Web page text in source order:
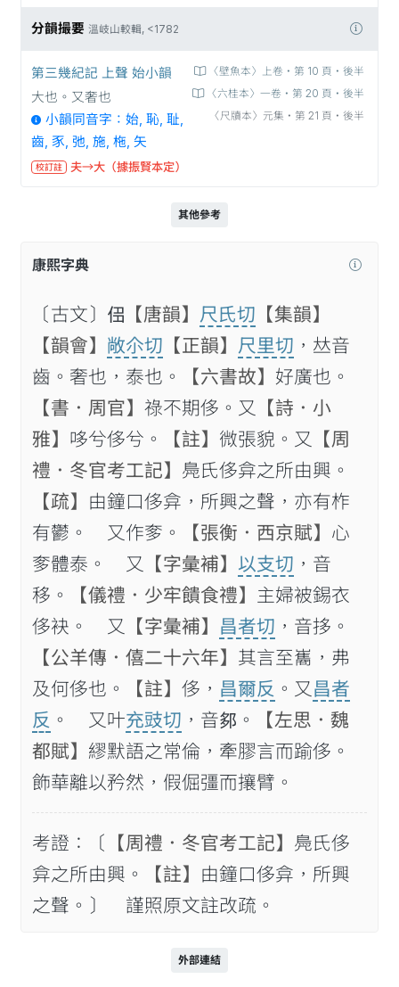
分韻撮要 溫岐山較輯, <1782
〈壁魚本〉上卷‧第 10 頁‧後半
〈六桂本〉一卷‧第 20 頁‧後半
〈尺牘本〉元集‧第 21 頁‧後半
第三幾紀記 上聲 始小韻
大也。又奢也
小韻同音字：始, 恥, 耻,
齒, 豕, 弛, 施, 柂, 矢
校訂註 夫→大（據振賢本定）
其他參考
康熙字典
〔古文〕𠈎 【唐韻】 尺氏切 【集韻】
【韻會】 敞尒切 【正韻】 尺里切 ，𠀤音
齒。奢也，泰也。
【六書故】 好廣也。
【書．周官】 祿不期侈。又
【詩．小
雅】 哆兮侈兮。 【註】 微張貌。又
【周
禮．冬官考工記】 鳧氏侈弇之所由興。
【疏】 由鐘口侈弇，所興之聲，亦有柞
有鬱。 又作奓。
【張衡．西京賦】 心
奓體泰。 又
【字彙補】 以支切 ，音
移。
【儀禮．少牢饋食禮】 主婦被錫衣
侈袂。 又
【字彙補】 昌者切 ，音拸。
【公羊傳．僖二十六年】 其言至巂，弗
及何侈也。
【註】 侈， 昌爾反 。又 昌者
反 。 又叶充豉切 ，音𨛅。
【左思．魏
都賦】 繆默語之常倫，牽膠言而踰侈。
飾華離以矜然，假倔彊而攘臂。
考證：〔 【周禮．冬官考工記】 鳧氏侈
弇之所由興。
【註】 由鐘口侈弇，所興
之聲。〕 謹照原文註改疏。
外部連結